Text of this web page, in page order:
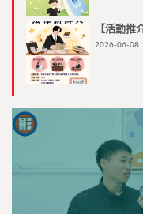
【活動推
2026-06-08